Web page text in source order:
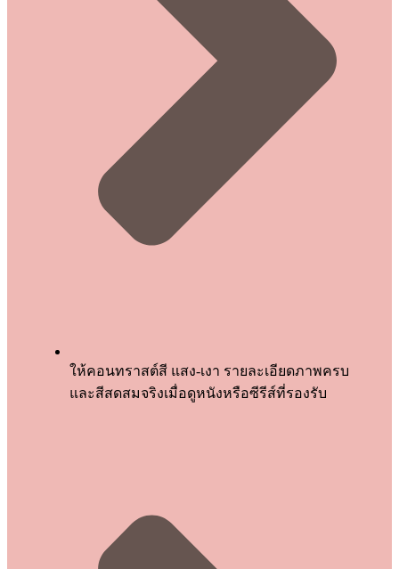
ให้คอนทราสต์สี แสง-เงา รายละเอียดภาพครบ
และสีสดสมจริงเมื่อดูหนังหรือซีรีส์ที่รองรับ